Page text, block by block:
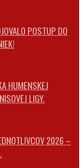
POSTUP DO
HUMENSKEJ
LIGY.
2026 –